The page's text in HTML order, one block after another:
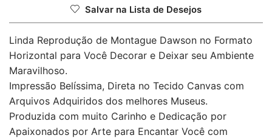
Salvar na Lista de Desejos
Linda Reprodução de Montague Dawson no Formato
Horizontal para Você Decorar e Deixar seu Ambiente
Maravilhoso.
Impressão Belíssima, Direta no Tecido Canvas com
Arquivos Adquiridos dos melhores Museus.
Produzida com muito Carinho e Dedicação por
Apaixonados por Arte para Encantar Você com